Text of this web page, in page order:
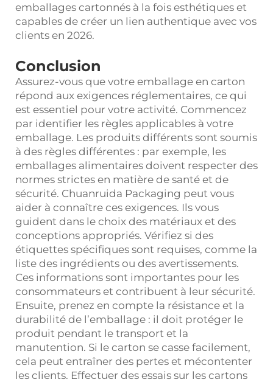
emballages cartonnés à la fois esthétiques et
capables de créer un lien authentique avec vos
clients en 2026.
Conclusion
Assurez-vous que votre emballage en carton
répond aux exigences réglementaires, ce qui
est essentiel pour votre activité. Commencez
par identifier les règles applicables à votre
emballage. Les produits différents sont soumis
à des règles différentes : par exemple, les
emballages alimentaires doivent respecter des
normes strictes en matière de santé et de
sécurité. Chuanruida Packaging peut vous
aider à connaître ces exigences. Ils vous
guident dans le choix des matériaux et des
conceptions appropriés. Vérifiez si des
étiquettes spécifiques sont requises, comme la
liste des ingrédients ou des avertissements.
Ces informations sont importantes pour les
consommateurs et contribuent à leur sécurité.
Ensuite, prenez en compte la résistance et la
durabilité de l’emballage : il doit protéger le
produit pendant le transport et la
manutention. Si le carton se casse facilement,
cela peut entraîner des pertes et mécontenter
les clients. Effectuer des essais sur les cartons